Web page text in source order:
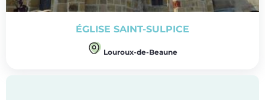
ÉGLISE SAINT-SULPICE
Louroux-de-Beaune